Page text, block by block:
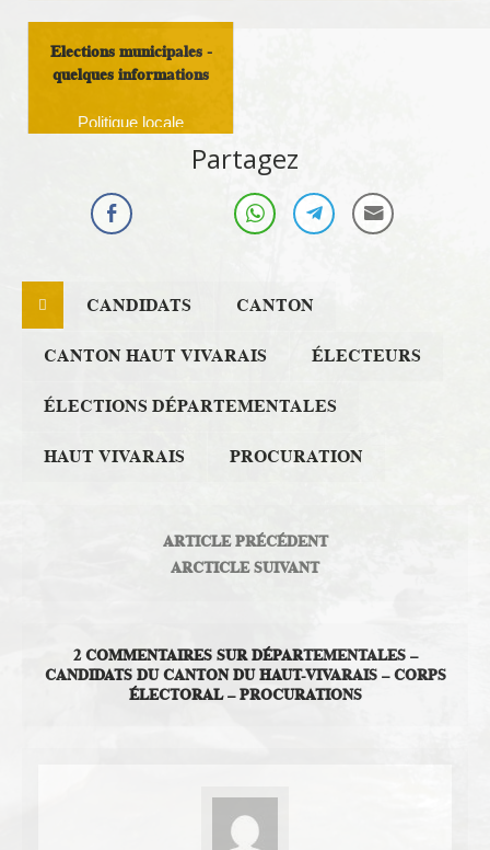
Argent Public
Elections municipales -
quelques informations
Politique locale
Partagez
CANDIDATS CANTON
CANTON HAUT VIVARAIS ÉLECTEURS
ÉLECTIONS DÉPARTEMENTALES
HAUT VIVARAIS PROCURATION
ARTICLE PRÉCÉDENT
ARCTICLE SUIVANT
2 COMMENTAIRES SUR DÉPARTEMENTALES –
CANDIDATS DU CANTON DU HAUT-VIVARAIS – CORPS
ÉLECTORAL – PROCURATIONS